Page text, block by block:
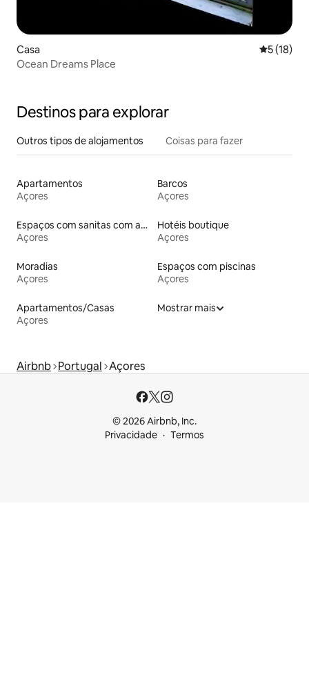
Casa
5 (18)
Ocean Dreams Place
Destinos para explorar
Outros tipos de alojamentos Coisas para fazer
Apartamentos
Açores
Barcos
Açores
Espaços com sanitas com acessos adaptados em altura
Açores
Hotéis boutique
Açores
Moradias
Açores
Espaços com piscinas
Açores
Apartamentos/Casas
Açores
Mostrar mais
Airbnb Portugal Açores
© 2026 Airbnb, Inc.
Privacidade
Termos